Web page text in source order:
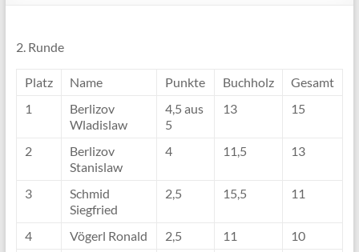
2. Runde
Platz Name Punkte Buchholz
Gesamt
1
Berlizov
Wladislaw
4,5 aus
5
13 15
2
Berlizov
Stanislaw
4 11,5 13
3
Schmid
Siegfried
2,5 15,5 11
4 Vögerl Ronald 2,5 11
10